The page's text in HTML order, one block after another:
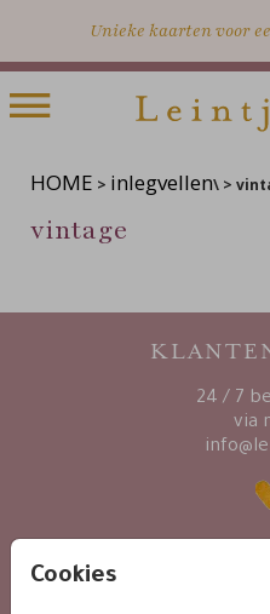
Unieke kaarten voor
Cookies
HOME > inlegvellen\ >
vintage
24 / 7
via